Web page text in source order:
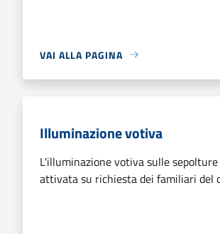
VAI ALLA PAGINA
Illuminazione votiva
L'illuminazione votiva sulle
attivata su richiesta dei familiari del